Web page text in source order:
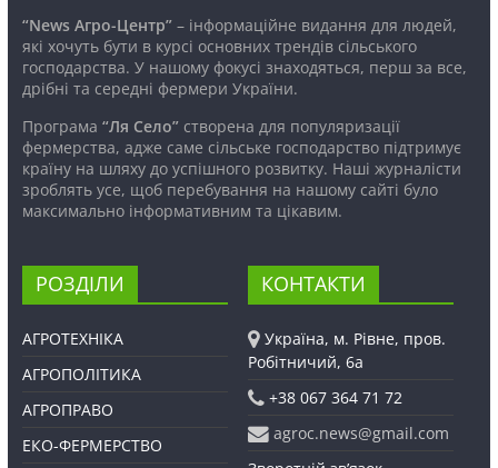
“News Агро-Центр”– інформаційне видання для людей,
які хочуть бути в курсі основних трендів сільського
господарства. У нашому фокусі знаходяться, перш за все,
дрібні та середні фермери України.
Програма “Ля Село”створена для популяризації
фермерства, адже саме сільське господарство підтримує
країну на шляху до успішного розвитку. Наші журналісти
зроблять усе, щоб перебування на нашому сайті було
максимально інформативним та цікавим.
РОЗДІЛИ
АГРОТЕХНІКА
АГРОПОЛІТИКА
АГРОПРАВО
ЕКО-ФЕРМЕРСТВО
КОНТАКТИ
Україна, м. Рівне, пров.
Робітничий, 6а
+38 067 364 71 72
agroc.news@gmail.com